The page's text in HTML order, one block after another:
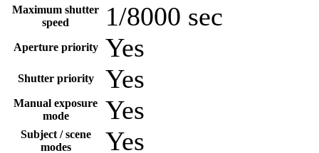
Maximum shutter
speed
1/8000 sec
Aperture priority Yes
Shutter priority Yes
Manual exposure
mode
Yes
Subject / scene
modes
Yes